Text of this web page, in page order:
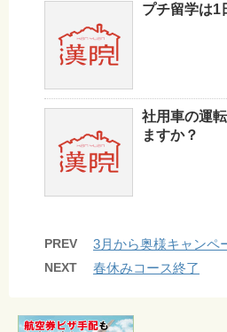
プチ留学は1
社用車の運
ますか？
PREV 3月から奥様キャンペ
NEXT 春休みコース終了